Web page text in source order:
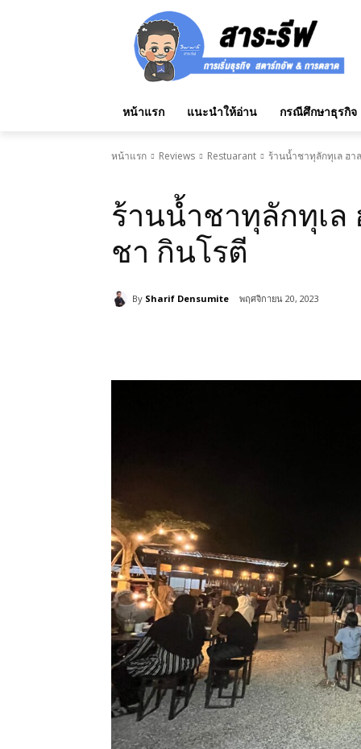
หน้าแรก แนะนำให้อ่าน กรณีศึกษาธุรกิจ
หน้าแรก Reviews Restuarant ร้านน้ำชาทุลักทุเล ฮา
ร้านน้ำชาทุลักทุเล
ชา กินโรตี
By Sharif Densumite พฤศจิกายน 20, 2023